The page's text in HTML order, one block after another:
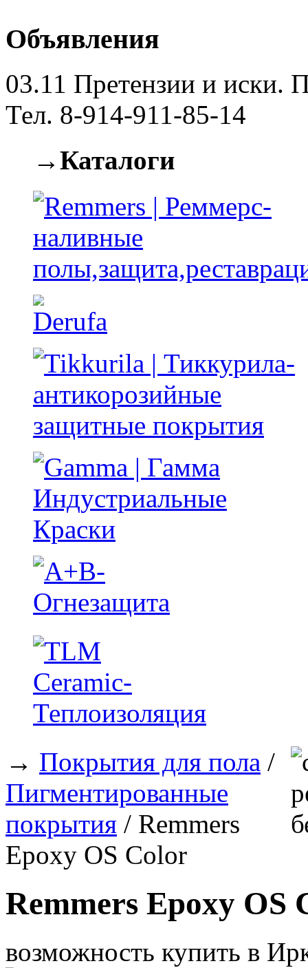
Объявления
03.11 Претензии и иски.
Тел. 8-914-911-85-14
→Каталоги
→ Покрытия для пола /
Пигментированные
покрытия / Remmers
Epoxy OS Color
Remmers Epoxy OS
возможность купить в